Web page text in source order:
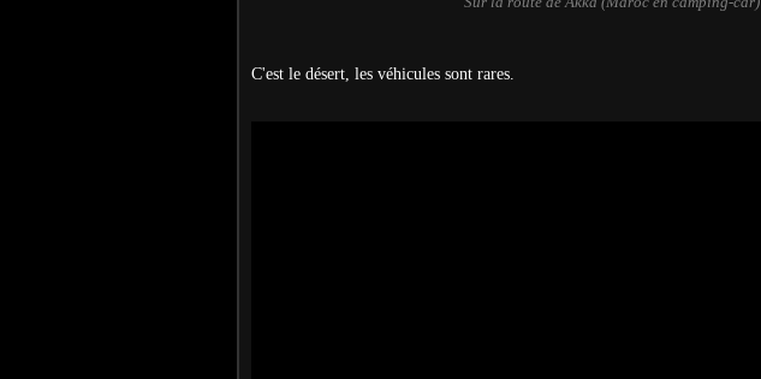
C'est le désert, les véhicules sont rares.